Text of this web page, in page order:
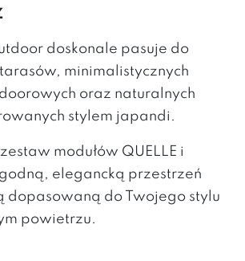
doskonale pasuje do
minimalistycznych
oraz naturalnych
stylem japandi.
modułów QUELLE i
elegancką przestrzeń
dopasowaną do Twojego stylu
powietrzu.